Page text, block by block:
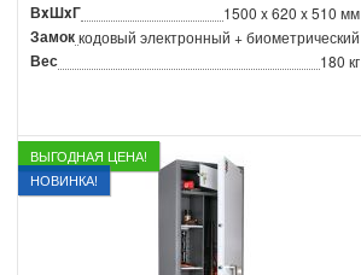
ВxШxГ 1500 x 620 x 510 мм
Замоккодовый электронный + биометрический
Вес 180 кг
ВЫГОДНАЯ ЦЕНА!
НОВИНКА!